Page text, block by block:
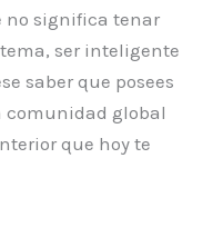
no significa tenar
ser inteligente
saber que posees
comunidad global
que hoy te